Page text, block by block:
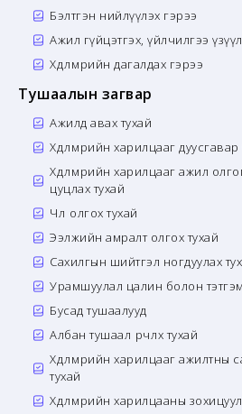
Бэлтгэн нийлүүлэх гэрээ
Ажил гүйцэтгэх, үйлчилгээ
Хөдөлмөрийн дагалдах гэрээ
Тушаалын загвар
Ажилд авах тухай
Хөдөлмөрийн харилцааг
Хөдөлмөрийн харилцааг ажил
цуцлах тухай
Чөлөө олгох тухай
Ээлжийн амралт олгох тухай
Сахилгын шийтгэл ногдуулах
Урамшуулал цалин болон
Бусад тушаалууд
Албан тушаал өөрчлөх тухай
Хөдөлмөрийн харилцааг ажилтны
тухай
Хөдөлмөрийн харилцааны